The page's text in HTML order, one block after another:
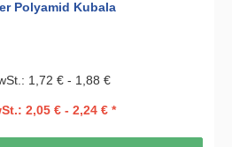
Polyamid Kubala
1,72 € - 1,88 €
2,05 € - 2,24 € *